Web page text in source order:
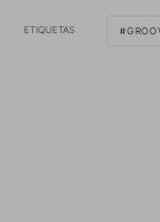
ETIQUETAS